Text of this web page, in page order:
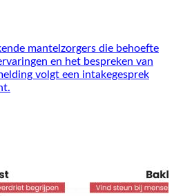
mantelzorgers die behoefte
en het bespreken van
volgt een intakegesprek